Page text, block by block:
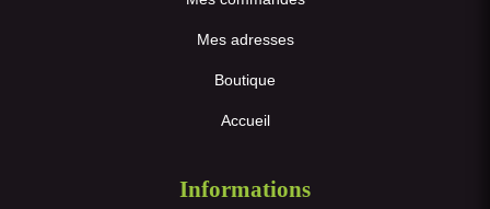
Mes adresses
Boutique
Accueil
Informations